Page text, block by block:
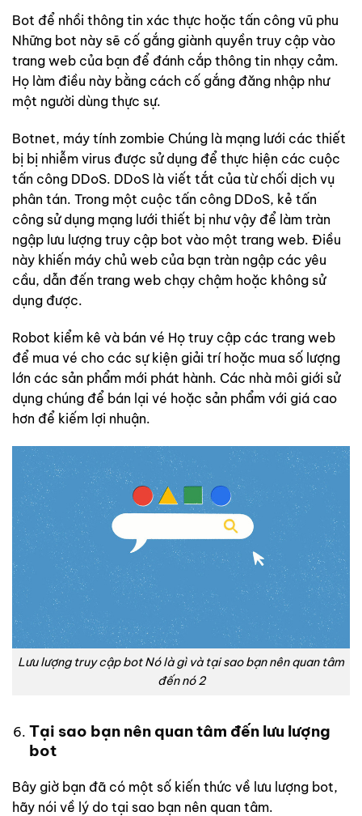
Bot để nhồi thông tin xác thực hoặc tấn công vũ phu
Những bot này sẽ cố gắng giành quyền truy cập vào
trang web của bạn để đánh cắp thông tin nhạy cảm.
Họ làm điều này bằng cách cố gắng đăng nhập như
một người dùng thực sự.
Botnet, máy tính zombie Chúng là mạng lưới các thiết
bị bị nhiễm virus được sử dụng để thực hiện các cuộc
tấn công DDoS. DDoS là viết tắt của từ chối dịch vụ
phân tán. Trong một cuộc tấn công DDoS, kẻ tấn
công sử dụng mạng lưới thiết bị như vậy để làm tràn
ngập lưu lượng truy cập bot vào một trang web. Điều
này khiến máy chủ web của bạn tràn ngập các yêu
cầu, dẫn đến trang web chạy chậm hoặc không sử
dụng được.
Robot kiểm kê và bán vé Họ truy cập các trang web
để mua vé cho các sự kiện giải trí hoặc mua số lượng
lớn các sản phẩm mới phát hành. Các nhà môi giới sử
dụng chúng để bán lại vé hoặc sản phẩm với giá cao
hơn để kiếm lợi nhuận.
Lưu lượng truy cập bot Nó là gì và tại sao bạn nên quan tâm
đến nó 2
Tại sao bạn nên quan tâm đến lưu lượng
bot
Bây giờ bạn đã có một số kiến ​​thức về lưu lượng bot,
hãy nói về lý do tại sao bạn nên quan tâm.